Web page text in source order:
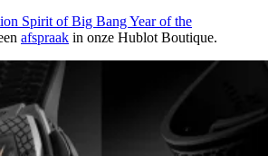
Spirit of Big Bang Year of the
afspraak in onze Hublot Boutique.